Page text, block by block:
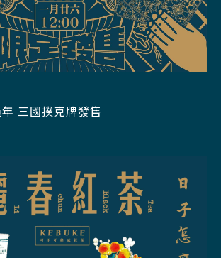
三國撲克牌發售